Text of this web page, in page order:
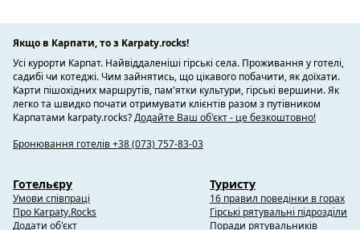
Якщо в Карпати, то з Karpaty.rocks!
Усі курорти Карпат. Найвіддаленіші гірські села. Проживання у готелі,
садибі чи котеджі. Чим зайнятись, що цікавого побачити, як доїхати.
Карти пішохідних маршрутів, пам'ятки культури, гірські вершини. Як
легко та швидко почати отримувати клієнтів разом з путівником
Карпатами karpaty.rocks?Додайте Ваш об'єкт - це безкоштовно!
Бронювання готелів +38 (073) 757-83-03
Готельєру
Умови співпраці
Про Karpaty.Rocks
Додати об'єкт
Туристу
16 правил поведінки в горах
Гірські рятувальні підрозділи
Поради рятувальників